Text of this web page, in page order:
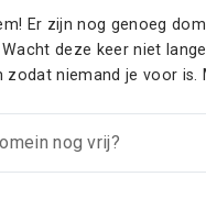
Er zijn nog genoeg
Wacht deze keer niet
zodat niemand je voor is.